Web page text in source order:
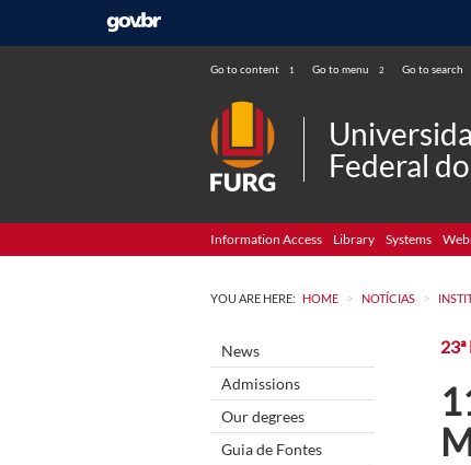
Go to content 1 Go to menu 2 Go to search
Federal
Information Access Library Systems
YOU ARE HERE: HOME > NOTÍCIAS >
News
Admissions
Our degrees
Guia de Fontes